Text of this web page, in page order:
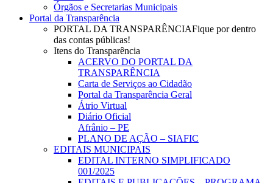
Órgãos e Secretarias Municipais
Portal da Transparência
PORTAL DA TRANSPARÊNCIAFique por dentro
das contas públicas!
Itens do Transparência
ACERVO DO PORTAL DA
TRANSPARÊNCIA
Carta de Serviços ao Cidadão
Portal da Transparência Geral
Átrio Virtual
Diário Oficial
Afrânio – PE
PLANO DE AÇÃO – SIAFIC
EDITAIS MUNICIPAIS
EDITAL INTERNO SIMPLIFICADO
001/2025